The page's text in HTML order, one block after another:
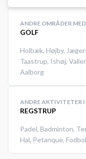
Udfordringer for
ANDRE OMRÅDER MED
GOLF
Holbæk, Højby,
Taastrup, Ishøj,
Aalborg
ANDRE AKTIVITETER I
REGSTRUP
Padel, Badminton,
Hal, Petanque,